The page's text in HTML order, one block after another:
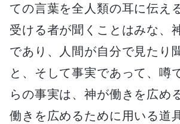
ての言葉を全人類の耳に伝え
受ける者が聞くことはみな、
であり、人間が自分で見たり
と、そして事実であって、噂
らの事実は、神が働きを広め
働きを広めるために用いる道